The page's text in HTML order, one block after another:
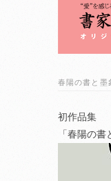
春陽の書と墨
初作品集
「春陽の書